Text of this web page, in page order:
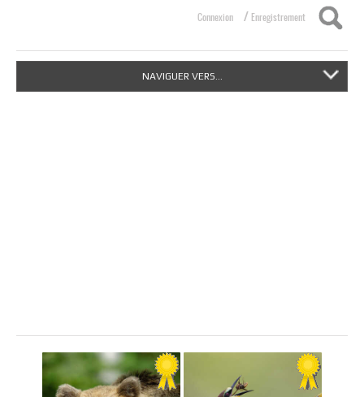
Connexion / Enregistrement
NAVIGUER VERS...